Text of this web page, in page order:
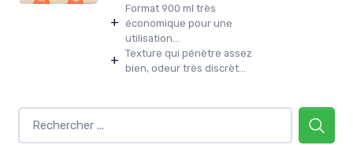
+
Format 900 ml très
économique pour une
utilisation...
+ Texture qui pénètre assez
bien, odeur très discrèt...